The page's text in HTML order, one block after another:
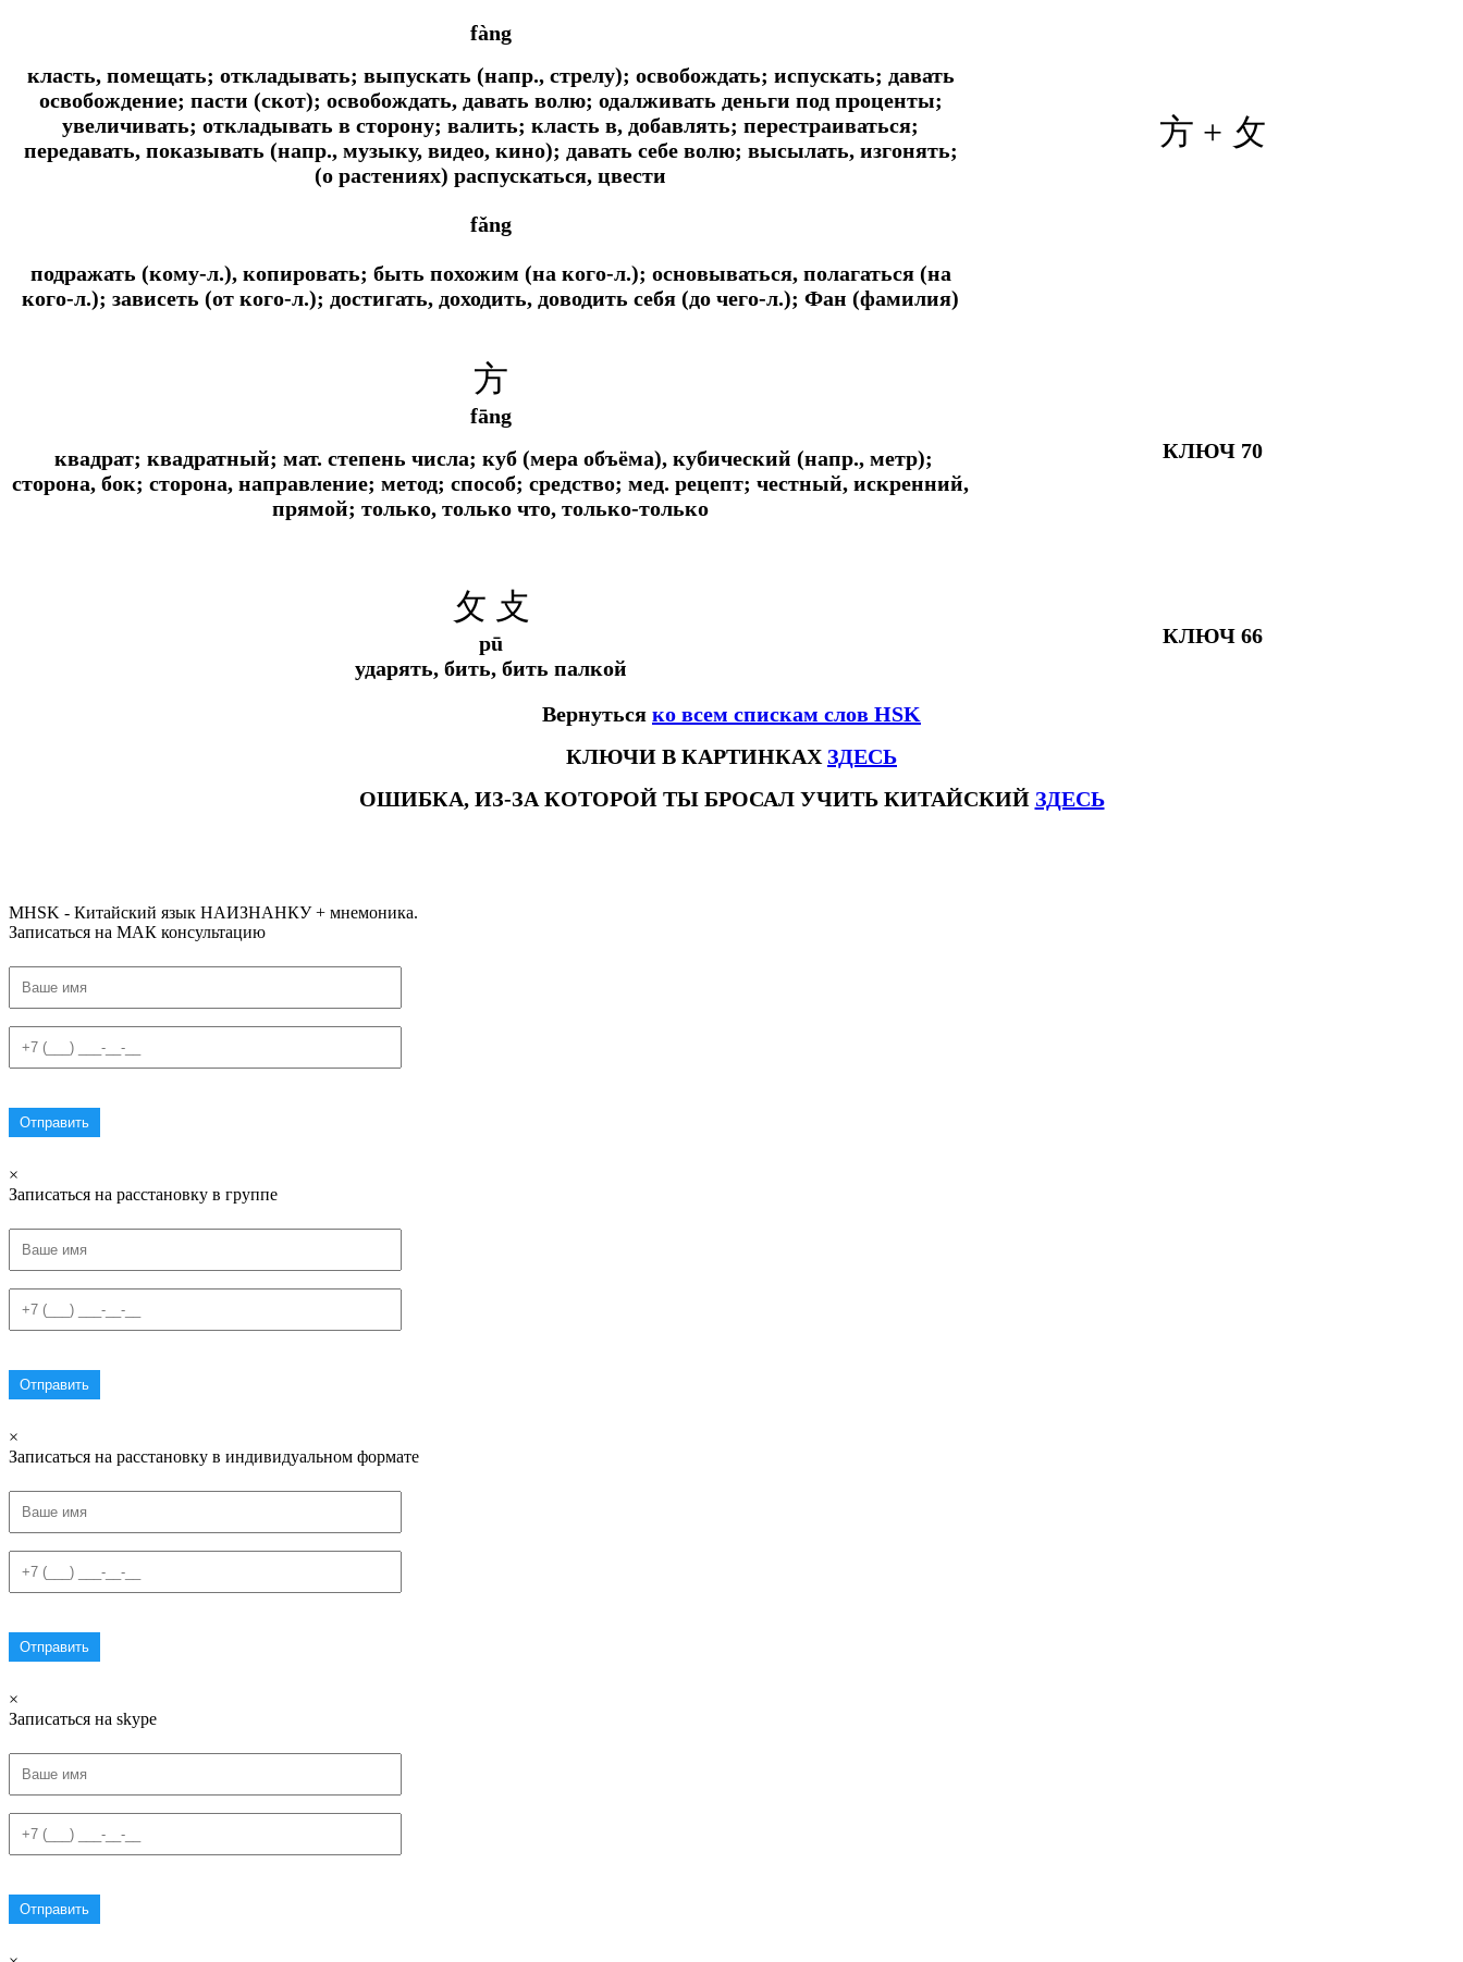
fàng
класть, помещать; откладывать; выпускать (напр., стрелу); освобождать; испускать; давать
освобождение; пасти (скот); освобождать, давать волю; одалживать деньги под проценты;
увеличивать; откладывать в сторону; валить; класть в, добавлять; перестраиваться;
передавать, показывать (напр., музыку, видео, кино); давать себе волю; высылать, изгонять;
(о растениях) распускаться, цвести
fǎng
подражать (кому-л.), копировать; быть похожим (на кого-л.); основываться, полагаться (на
кого-л.); зависеть (от кого-л.); достигать, доходить, доводить себя (до чего-л.); Фан (фамилия)
方 + 攵
方
fāng
квадрат; квадратный; мат. степень числа; куб (мера объёма), кубический (напр., метр);
сторона, бок; сторона, направление; метод; способ; средство; мед. рецепт; честный, искренний,
прямой; только, только что, только-только
КЛЮЧ 70
攵 攴
pū
ударять, бить, бить палкой
КЛЮЧ 66
Вернуться ко всем спискам слов HSK
КЛЮЧИ В КАРТИНКАХ ЗДЕСЬ
ОШИБКА, ИЗ-ЗА КОТОРОЙ ТЫ БРОСАЛ УЧИТЬ КИТАЙСКИЙ ЗДЕСЬ
MHSK - Китайский язык НАИЗНАНКУ + мнемоника.
Записаться на МАК консультацию
×
Записаться на расстановку в группе
×
Записаться на расстановку в индивидуальном формате
×
Записаться на skype